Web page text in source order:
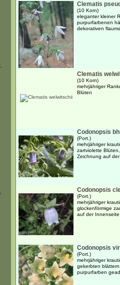
Clematis
(10 Korn)
eleganter kleiner
purpurfarbenen
dekorativen
Clematis
(10 Korn)
mehrjähriger
Blüten
Codonopsis
(Port.)
mehrjähriger
zartviolette
Zeichnung auf
Codonopsis
(Port.)
mehrjähriger
glockenförmige
auf der Innenseite
Codonopsis
(Port.)
mehrjähriger
gekerbten
purpurfarben